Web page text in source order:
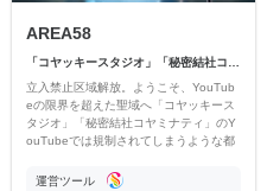
AREA58
「コヤッキースタジオ」「秘密結社コヤミナティ」
立入禁止区域解放。ようこそ、YouTub
eの限界を超えた聖域へ「コヤッキース
タジオ」「秘密結社コヤミナティ」のY
ouTubeでは規制されてしまうような都
公開。
運営ツール